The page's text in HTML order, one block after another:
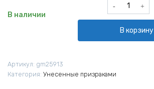
В наличии
Количество
товара
Безликий
и
аниме
В корзину
Артикул: gm25913
Категория: Унесенные призраками